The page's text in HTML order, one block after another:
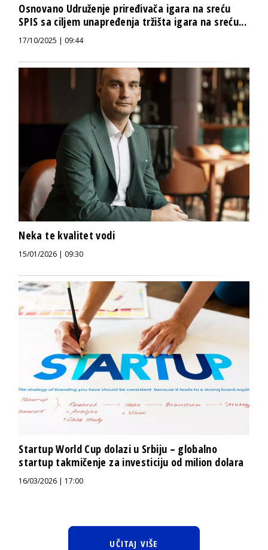
Osnovano Udruženje priređivača igara na sreću
SPIS sa ciljem unapređenja tržišta igara na sreću...
17/10/2025 | 09:44
Neka te kvalitet vodi
15/01/2026 | 09:30
Startup World Cup dolazi u Srbiju – globalno
startup takmičenje za investiciju od milion dolara
16/03/2026 | 17:00
UČITAJ VIŠE